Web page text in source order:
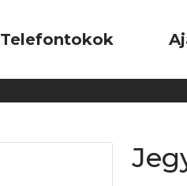
Telefontokok